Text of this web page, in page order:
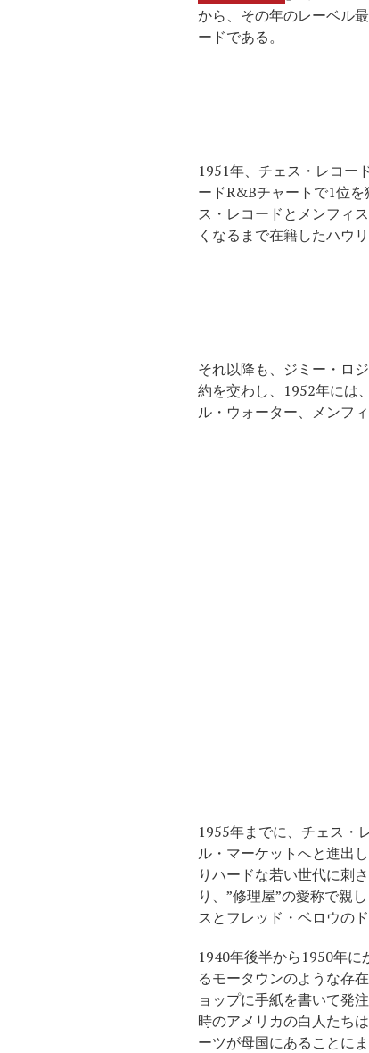
から、その年のレーベル
ードである。
1951年、チェス・レコー
ードR&Bチャートで1位
ス・レコードとメンフィ
くなるまで在籍したハウ
それ以降も、ジミー・ロ
約を交わし、1952年には
ル・ウォーター、メンフ
1955年までに、チェス・
ル・マーケットへと進出
りハードな若い世代に刺
り、”修理屋”の愛称で親
スとフレッド・ベロウの
1940年後半から1950年
るモータウンのような存
ョップに手紙を書いて発
時のアメリカの白人たち
ーツが母国にあることに